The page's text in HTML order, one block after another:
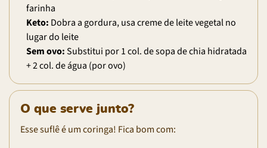
farinha
Keto: Dobra a gordura, usa creme de leite vegetal no
lugar do leite
Sem ovo:Substitui por 1 col. de sopa de chia hidratada
+ 2 col. de água (por ovo)
O que serve junto?
Esse suflê é um coringa! Fica bom com: